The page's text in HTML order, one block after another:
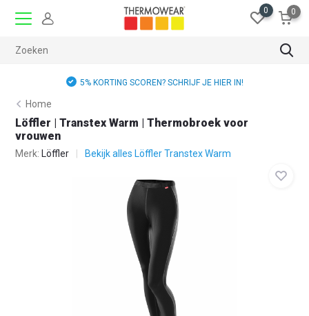
0 0
5% KORTING SCOREN? SCHRIJF JE HIER IN!
Home
Löffler | Transtex Warm | Thermobroek voor
vrouwen
Merk: Löffler Bekijk alles Löffler Transtex Warm